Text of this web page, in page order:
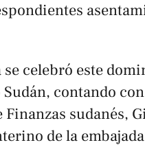
celebró este
contando
sudanés,
de la